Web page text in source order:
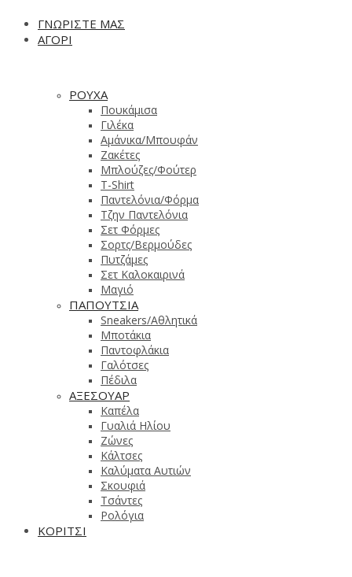
ΓΝΩΡΙΣΤΕ ΜΑΣ
ΑΓΟΡΙ
ΡΟΥΧΑ
Πουκάμισα
Γιλέκα
Αμάνικα/Μπουφάν
Ζακέτες
Μπλούζες/Φούτερ
T-Shirt
Παντελόνια/Φόρμα
Τζην Παντελόνια
Σετ Φόρμες
Σορτς/Βερμούδες
Πυτζάμες
Σετ Καλοκαιρινά
Μαγιό
ΠΑΠΟΥΤΣΙΑ
Sneakers/Aθλητικά
Μποτάκια
Παντοφλάκια
Γαλότσες
Πέδιλα
ΑΞΕΣΟΥΑΡ
Καπέλα
Γυαλιά Ηλίου
Ζώνες
Κάλτσες
Καλύματα Αυτιών
Σκουφιά
Τσάντες
Ρολόγια
ΚΟΡΙΤΣΙ